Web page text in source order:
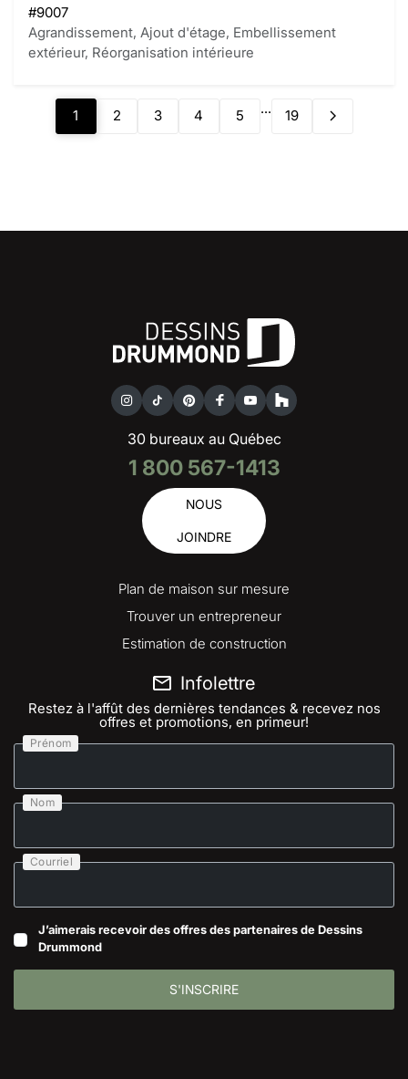
#9007
Agrandissement, Ajout d'étage, Embellissement
extérieur, Réorganisation intérieure
1 2 3 4 5 ... 19
30 bureaux au Québec
1 800 567-1413
NOUS
JOINDRE
Plan de maison sur mesure
Trouver un entrepreneur
Estimation de construction
Infolettre
Restez à l'affût des dernières tendances & recevez nos
offres et promotions, en primeur!
Prénom
Nom
Courriel
J’aimerais recevoir des offres des partenaires de Dessins
Drummond
S'INSCRIRE